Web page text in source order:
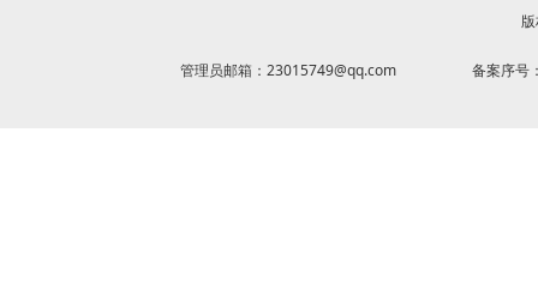
管理员邮箱：23015749@qq.com 备案序号